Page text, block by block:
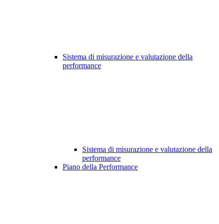
Sistema di misurazione e valutazione della
performance
Sistema di misurazione e valutazione della
performance
Piano della Performance